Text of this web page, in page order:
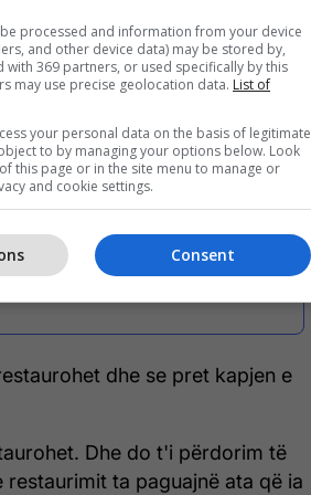
detyrimi ynë për mbrojtjen e
tinëzare pasi ra terri ia
shkruan ministri.
e familjes Koroglu në
- pjesë e trashëgimisë
dhe se pret kapjen e
Dhe do t'i përdorim të
ta paguajnë ata që ia
processed and information from your device
and other device data) may be stored by,
with 369 partners, or used specifically by this
may use precise geolocation data. List of
your personal data on the basis of legitimate
to by managing your options below. Look
this page or in the site menu to manage or
and cookie settings.
Consent